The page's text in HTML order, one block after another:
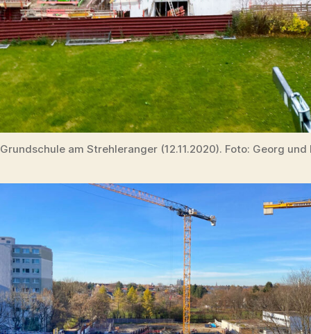
Grundschule am Strehleranger (12.11.2020). Foto: Georg